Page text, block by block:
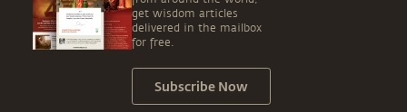
get wisdom articles
delivered in the mailbox
for free.
Subscribe Now